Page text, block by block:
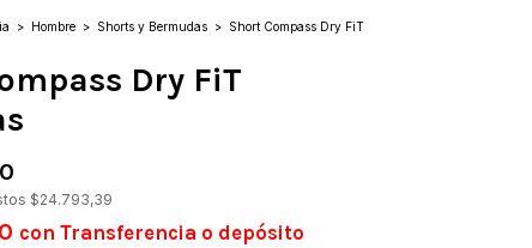
> Hombre > Shorts y Bermudas > Short Compass Dry FiT
Dry FiT
$24.793,39
con Transferencia o depósito